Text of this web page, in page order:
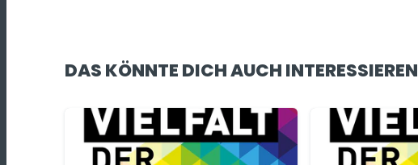
DAS KÖNNTE DICH AUCH INTERESSIEREN